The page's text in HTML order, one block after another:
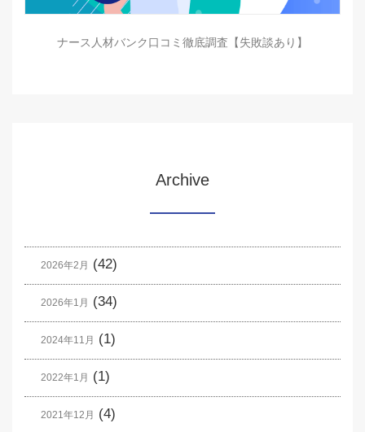
ナース人材バンク口コミ徹底調査【失敗談あり】
Archive
2026年2月 (42)
2026年1月 (34)
2024年11月 (1)
2022年1月 (1)
2021年12月 (4)